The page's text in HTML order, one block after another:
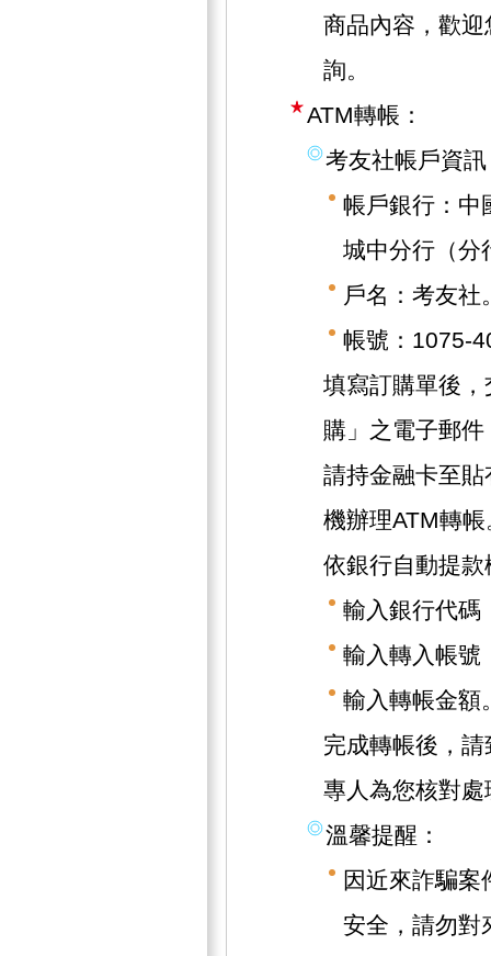
商品內容，歡
詢。
ATM轉帳：
考友社帳戶資
帳戶銀行：中
城中分行（分
戶名：考友社
帳號：1075-
填寫訂購單後
購」之電子郵
請持金融卡至
機辦理ATM轉帳
依銀行自動提
輸入銀行代碼
輸入轉入帳號
輸入轉帳金額
完成轉帳後，
專人為您核對
溫馨提醒：
因近來詐騙案
安全，請勿對